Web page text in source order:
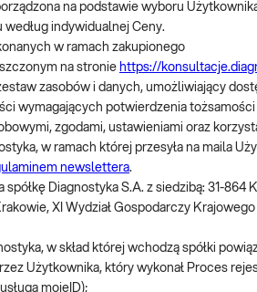
na podstawie wyboru
indywidualnej Ceny.
w ramach zakupionego
na stronie https://
zasobów i danych, umożliwiający
wymagających potwierdzenia
zgodami, ustawieniami oraz
w ramach której przesyła na maila
newslettera.
spółkę Diagnostyka S.A. z siedzibą: 31-
XI Wydział Gospodarczy
w skład której wchodzą spółki
Użytkownika, który wykonał Proces
mojeID);